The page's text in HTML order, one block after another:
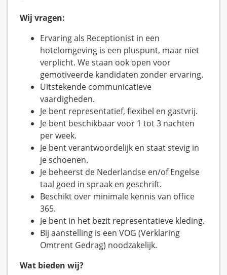
Wij vragen:
Ervaring als Receptionist in een
hotelomgeving is een pluspunt, maar niet
verplicht. We staan ook open voor
gemotiveerde kandidaten zonder ervaring.
Uitstekende communicatieve
vaardigheden.
Je bent representatief, flexibel en gastvrij.
Je bent beschikbaar voor 1 tot 3 nachten
per week.
Je bent verantwoordelijk en staat stevig in
je schoenen.
Je beheerst de Nederlandse en/of Engelse
taal goed in spraak en geschrift.
Beschikt over minimale kennis van office
365.
Je bent in het bezit representatieve kleding.
Bij aanstelling is een VOG (Verklaring
Omtrent Gedrag) noodzakelijk.
Wat bieden wij?